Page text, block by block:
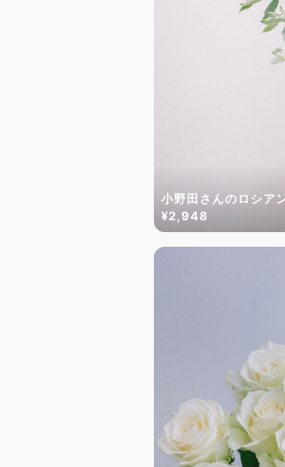
小野田さんのロシア
¥2,948